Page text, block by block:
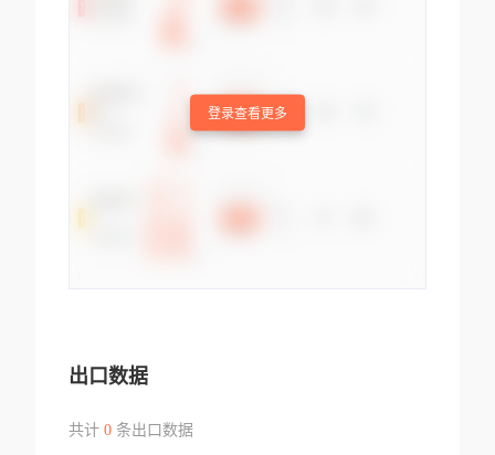
登录查看更多
出口数据
共计 0条出口数据